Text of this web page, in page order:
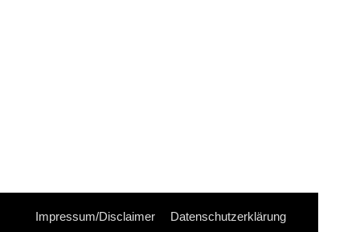
Impressum/Disclaimer Datenschutzerklärung